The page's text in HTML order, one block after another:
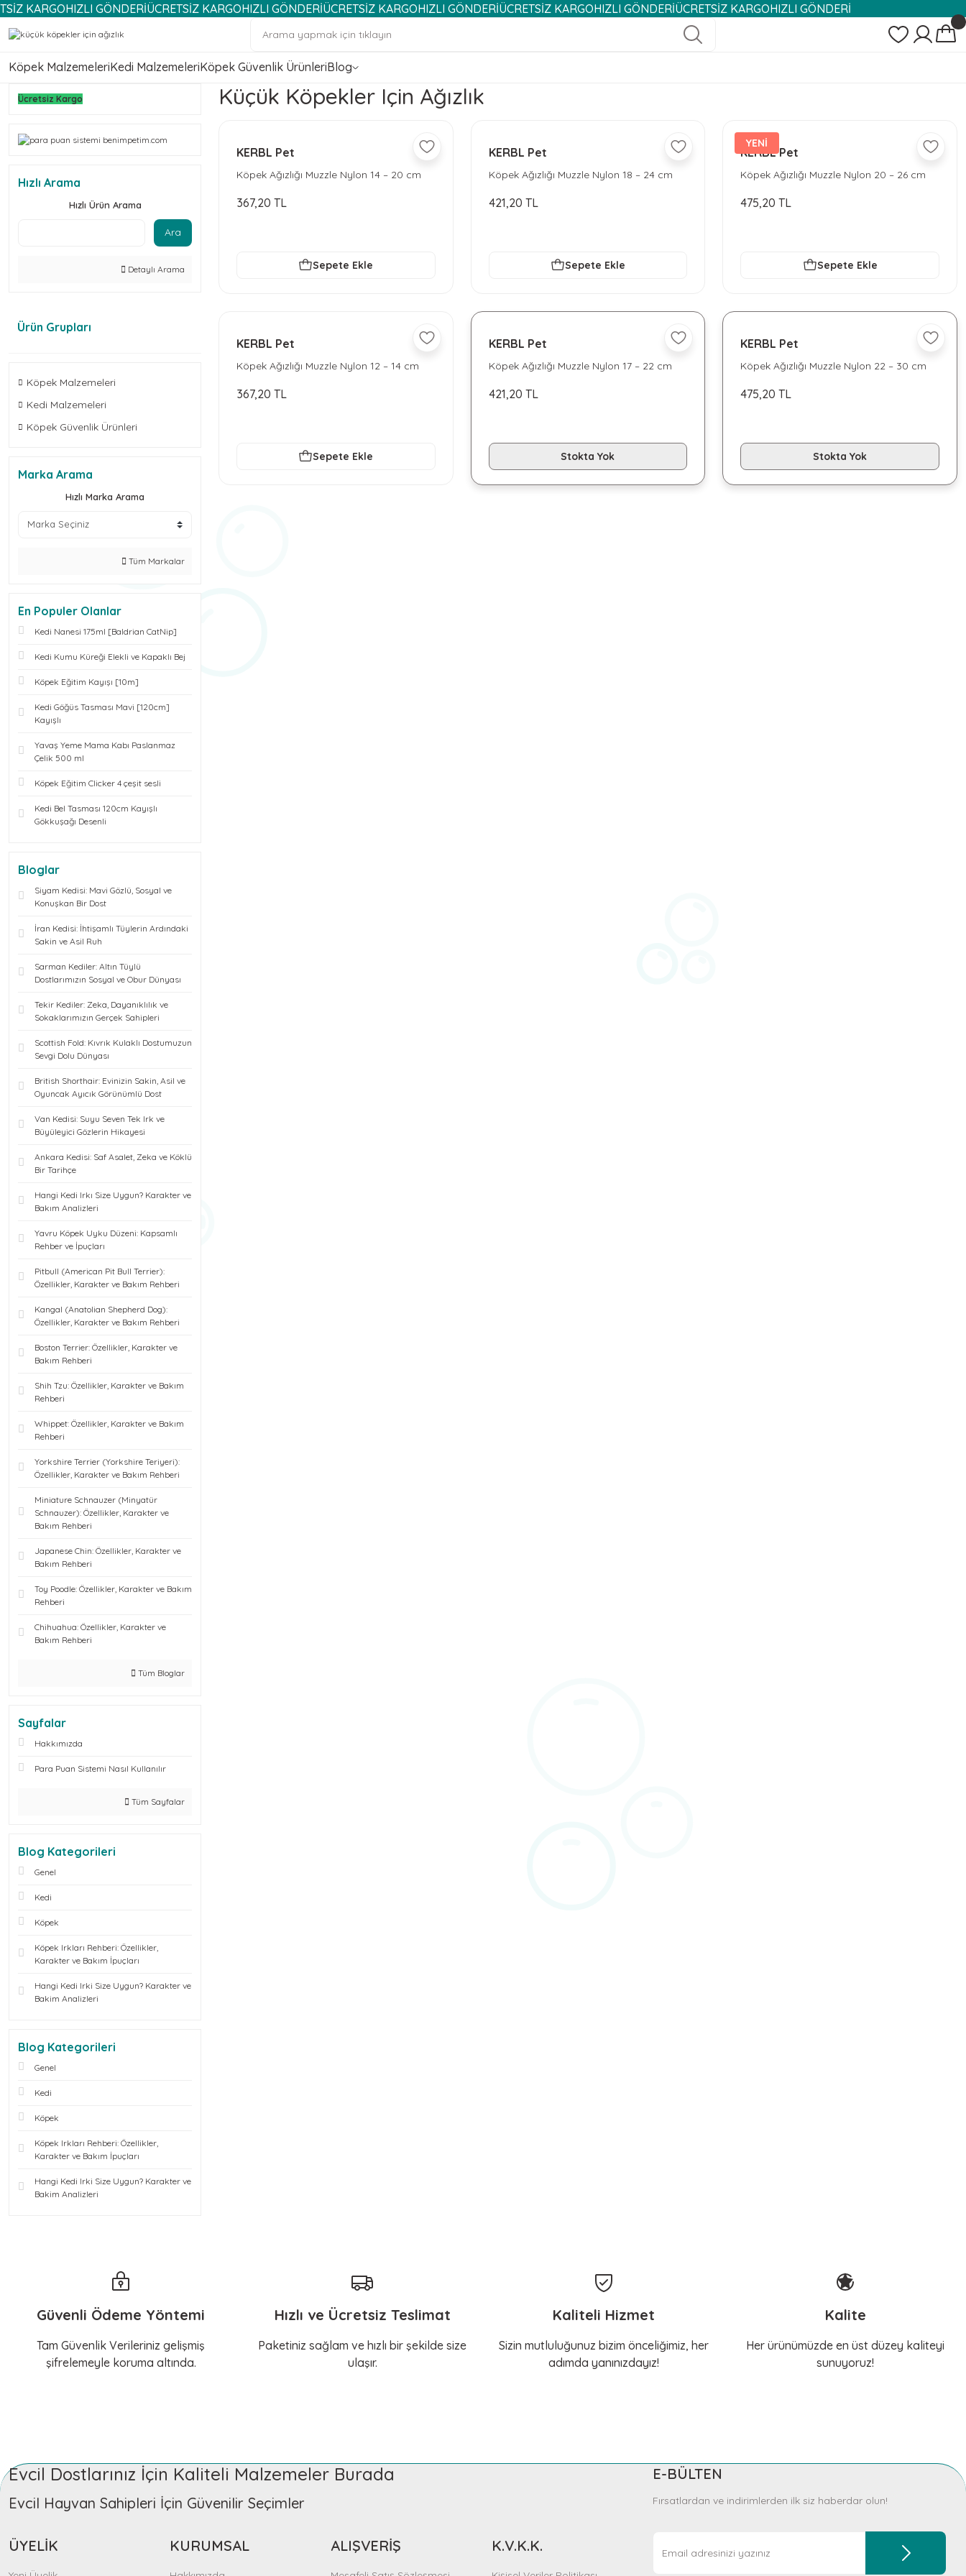
HIZLI GÖNDERİÜCRETSİZ KARGOHIZLI GÖNDERİÜCRETSİZ KARGOHIZLI GÖNDERİÜCRETSİZ KARGOHIZLI GÖNDERİÜCRETSİZ KARGOHIZLI GÖNDERİ
Köpek MalzemeleriKedi MalzemeleriKöpek Güvenlik ÜrünleriBlog
Ücretsiz Kargo
Hızlı Arama
Hızlı Ürün Arama
Ara
Detaylı Arama
Ürün Grupları
Köpek Malzemeleri
Kedi Malzemeleri
Köpek Güvenlik Ürünleri
Marka Arama
Hızlı Marka Arama
Tüm Markalar
En Populer Olanlar
Kedi Nanesi 175ml [Baldrian CatNip]
Kedi Kumu Küreği Elekli ve Kapaklı Bej
Köpek Eğitim Kayışı [10m]
Kedi Göğüs Tasması Mavi [120cm]
Kayışlı
Yavaş Yeme Mama Kabı Paslanmaz
Çelik 500 ml
Köpek Eğitim Clicker 4 çeşit sesli
Kedi Bel Tasması 120cm Kayışlı
Gökkuşağı Desenli
Bloglar
Siyam Kedisi: Mavi Gözlü, Sosyal ve
Konuşkan Bir Dost
İran Kedisi: İhtişamlı Tüylerin Ardındaki
Sakin ve Asil Ruh
Sarman Kediler: Altın Tüylü
Dostlarımızın Sosyal ve Obur Dünyası
Tekir Kediler: Zeka, Dayanıklılık ve
Sokaklarımızın Gerçek Sahipleri
Scottish Fold: Kıvrık Kulaklı Dostumuzun
Sevgi Dolu Dünyası
British Shorthair: Evinizin Sakin, Asil ve
Oyuncak Ayıcık Görünümlü Dost
Van Kedisi: Suyu Seven Tek Irk ve
Büyüleyici Gözlerin Hikayesi
Ankara Kedisi: Saf Asalet, Zeka ve Köklü
Bir Tarihçe
Hangi Kedi Irkı Size Uygun? Karakter ve
Bakım Analizleri
Yavru Köpek Uyku Düzeni: Kapsamlı
Rehber ve İpuçları
Pitbull (American Pit Bull Terrier):
Özellikler, Karakter ve Bakım Rehberi
Kangal (Anatolian Shepherd Dog):
Özellikler, Karakter ve Bakım Rehberi
Boston Terrier: Özellikler, Karakter ve
Bakım Rehberi
Shih Tzu: Özellikler, Karakter ve Bakım
Rehberi
Whippet: Özellikler, Karakter ve Bakım
Rehberi
Yorkshire Terrier (Yorkshire Teriyeri):
Özellikler, Karakter ve Bakım Rehberi
Miniature Schnauzer (Minyatür
Schnauzer): Özellikler, Karakter ve
Bakım Rehberi
Japanese Chin: Özellikler, Karakter ve
Bakım Rehberi
Toy Poodle: Özellikler, Karakter ve Bakım
Rehberi
Chihuahua: Özellikler, Karakter ve
Bakım Rehberi
Tüm Bloglar
Sayfalar
Hakkımızda
Para Puan Sistemi Nasıl Kullanılır
Tüm Sayfalar
Blog Kategorileri
Genel
Kedi
Köpek
Köpek Irkları Rehberi: Özellikler,
Karakter ve Bakım İpuçları
Hangi Kedi Irki Size Uygun? Karakter ve
Bakim Analizleri
Blog Kategorileri
Genel
Kedi
Köpek
Köpek Irkları Rehberi: Özellikler,
Karakter ve Bakım İpuçları
Hangi Kedi Irki Size Uygun? Karakter ve
Bakim Analizleri
Küçük Köpekler Için Ağızlık
KERBL Pet
Köpek Ağızlığı Muzzle Nylon 14 – 20 cm
367,20 TL
Sepete Ekle
KERBL Pet
Köpek Ağızlığı Muzzle Nylon 18 – 24 cm
421,20 TL
Sepete Ekle
YENİ
KERBL Pet
Köpek Ağızlığı Muzzle Nylon 20 – 26 cm
475,20 TL
Sepete Ekle
KERBL Pet
Köpek Ağızlığı Muzzle Nylon 12 – 14 cm
367,20 TL
Sepete Ekle
KERBL Pet
Köpek Ağızlığı Muzzle Nylon 17 – 22 cm
421,20 TL
Stokta Yok
KERBL Pet
Köpek Ağızlığı Muzzle Nylon 22 – 30 cm
475,20 TL
Stokta Yok
Güvenli Ödeme Yöntemi
Tam Güvenlik Verileriniz gelişmiş
şifrelemeyle koruma altında.
Hızlı ve Ücretsiz Teslimat
Paketiniz sağlam ve hızlı bir şekilde size
ulaşır.
Kaliteli Hizmet
Sizin mutluluğunuz bizim önceliğimiz, her
adımda yanınızdayız!
Kalite
Her ürünümüzde en üst düzey kaliteyi
sunuyoruz!
Evcil Dostlarınız İçin Kaliteli Malzemeler Burada
Evcil Hayvan Sahipleri İçin Güvenilir Seçimler
ÜYELİK KURUMSAL ALIŞVERİŞ K.V.K.K.
E-BÜLTEN
Fırsatlardan ve indirimlerden ilk siz haberdar olun!